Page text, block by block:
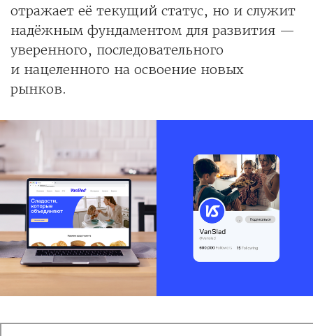
отражает её текущий статус, но и служит
надёжным фундаментом для развития —
уверенного, последовательного
и нацеленного на освоение новых
рынков.